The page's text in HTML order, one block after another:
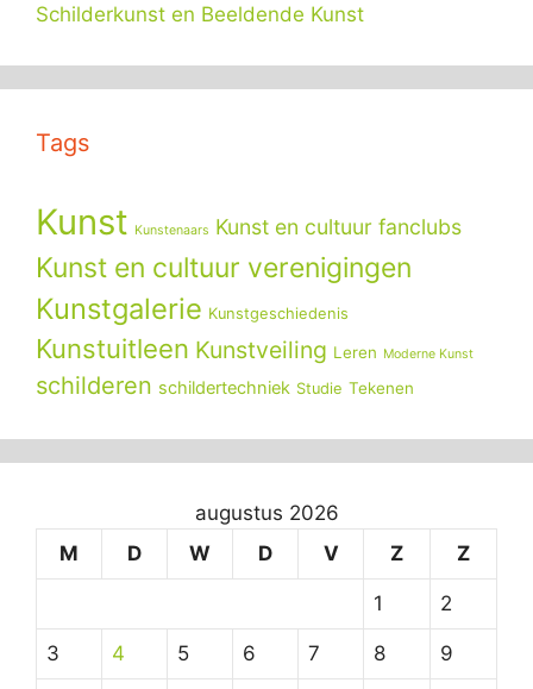
Schilderkunst en Beeldende Kunst
Tags
Kunst Kunstenaars Kunst en cultuur fanclubs
Kunst en cultuur verenigingen
Kunstgalerie Kunstgeschiedenis
Kunstuitleen Kunstveiling Leren Moderne Kunst
schilderen schildertechniek Studie Tekenen
augustus 2026
M
D W D V Z Z
1 2
3 4 5 6 7 8 9